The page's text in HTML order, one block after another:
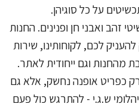
על כל סוגיהן.
זהב ואבני חן ופנינים. החנות
לכם, לקוחותינו, שירות
מהחנות וגם ייחודית לאתר.
כפריט אופנה נחשק, אלא גם
ש.ג.י - להתרגש כול פעם